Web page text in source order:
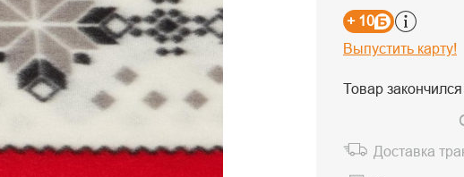
+ 10
Выпустить карту!
Товар закончился
Доставка